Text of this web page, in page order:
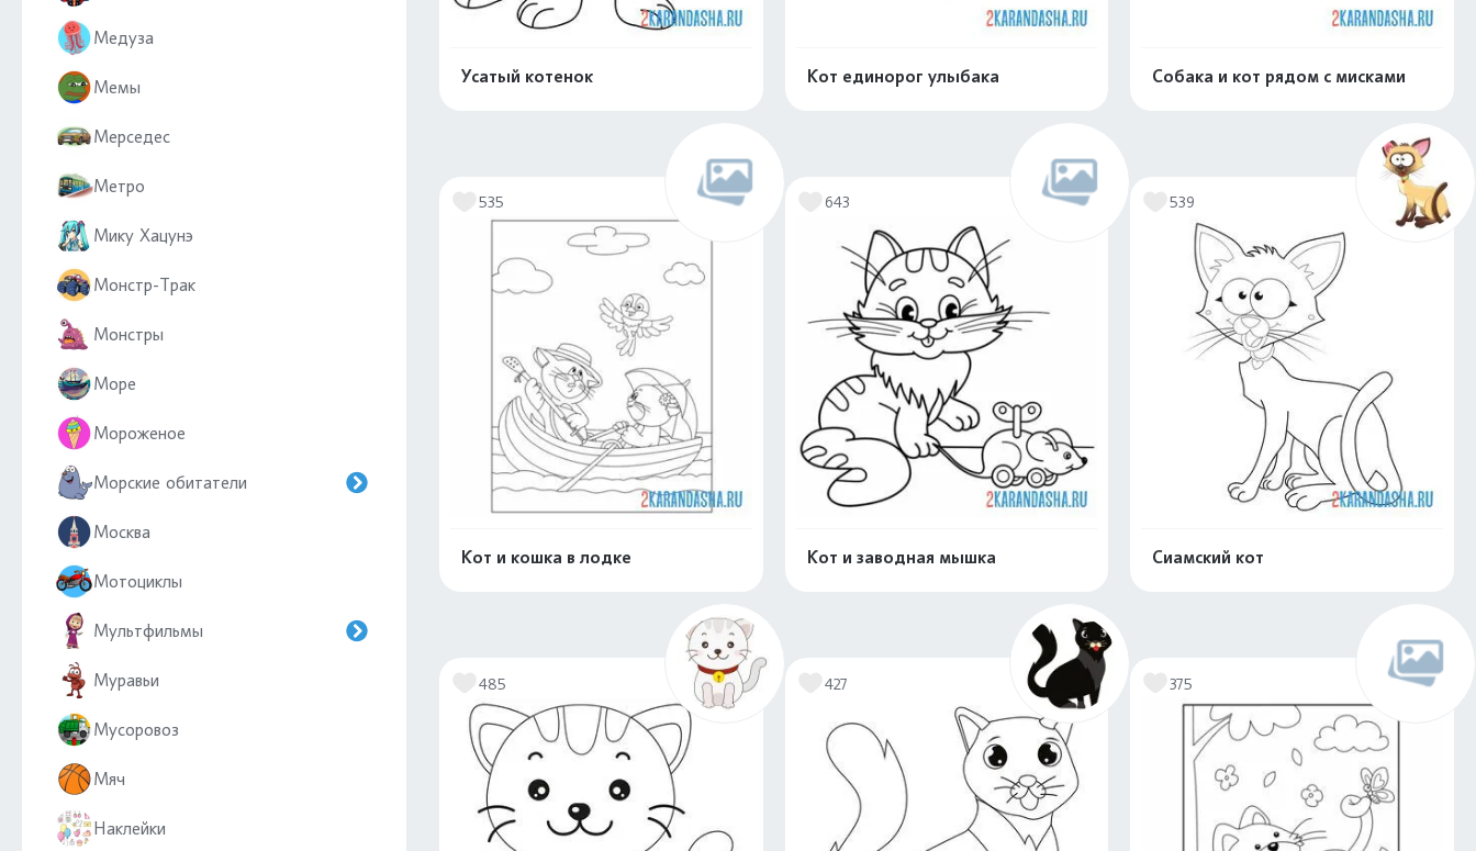
Медуза
Мемы
Мерседес
Метро
Мику Хацунэ
Монстр-Трак
Монстры
Море
Мороженое
Морские обитатели
Москва
Мотоциклы
Мультфильмы
Муравьи
Мусоровоз
Мяч
Наклейки
Усатый котенок Кот единорог улыбака Собака и кот рядом с мисками
535
Кот и кошка в лодке
Распечатать и скачать
643
Кот и заводная мышка
Распечатать и скачать
539
Сиамский кот
485 427 375